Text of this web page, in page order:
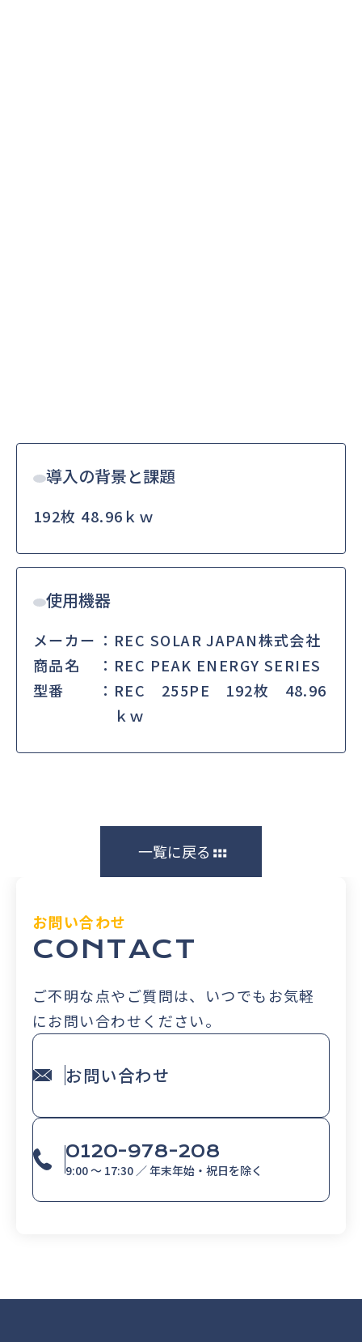
導入の背景と課題
192枚 48.96ｋｗ
使用機器
メーカー
REC SOLAR JAPAN株式会社
商品名
REC PEAK ENERGY SERIES
型番
REC 255PE 192枚 48.96
ｋｗ
一覧に戻る
お問い合わせ
CONTACT
ご不明な点やご質問は、いつでもお気軽
にお問い合わせください。
お問い合わせ
0120-978-208
9:00 〜 17:30 ／ 年末年始・祝日を除く